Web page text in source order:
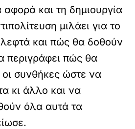
και τη δημιουργία
μιλάει για το
και πώς θα δοθούν
περιγράφει πώς θα
συνθήκες ώστε να
κι άλλο και να
όλα αυτά τα